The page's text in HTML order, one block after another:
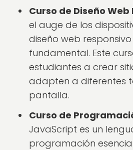
Curso de Diseño Web
el auge de los
diseño web
fundamental. Este
estudiantes a crear
adapten a diferentes
pantalla.
Curso de
JavaScript es un
programación